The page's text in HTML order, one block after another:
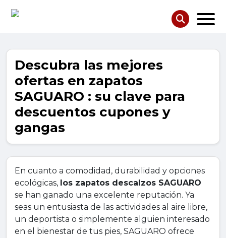
Descubra las mejores
ofertas en zapatos
SAGUARO : su clave para
descuentos cupones y
gangas
En cuanto a comodidad, durabilidad y opciones
ecológicas, los zapatos descalzos SAGUARO
se han ganado una excelente reputación. Ya
seas un entusiasta de las actividades al aire libre,
un deportista o simplemente alguien interesado
en el bienestar de tus pies, SAGUARO ofrece